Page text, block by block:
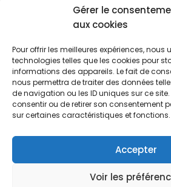
Gérer le
aux cookies
Pour offrir les meilleures expériences, nous
technologies telles que les cookies pour
informations des appareils. Le fait de
nous permettra de traiter des données
de navigation ou les ID uniques sur ce
consentir ou de retirer son consentement
sur certaines caractéristiques et fonctions.
Accepter
Voir les
Lundi – Jeudi | 8:00 –
Vendredi | 8h00 – 12h00
Samedi - Dimanche |